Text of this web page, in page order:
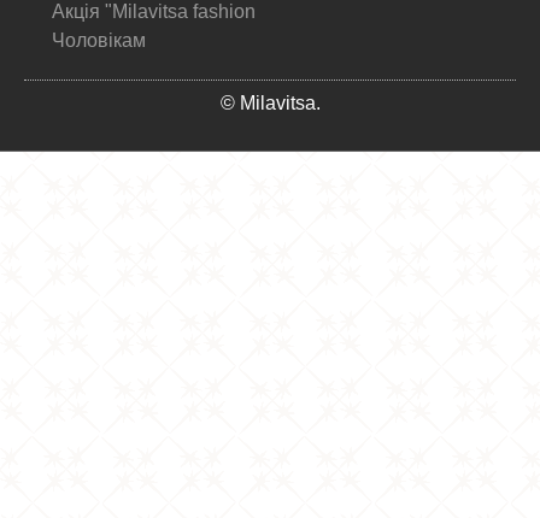
Акція "Milavitsa fashion
Чоловікам
© Milavitsa.